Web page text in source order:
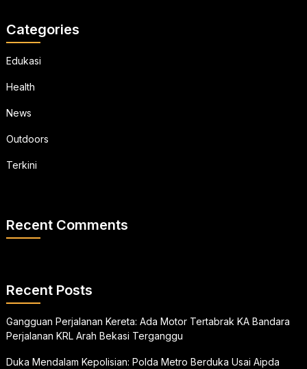
Categories
Edukasi
Health
News
Outdoors
Terkini
Recent Comments
Recent Posts
Gangguan Perjalanan Kereta: Ada Motor Tertabrak KA Bandara
Perjalanan KRL Arah Bekasi Terganggu
Duka Mendalam Kepolisian: Polda Metro Berduka Usai Aipda